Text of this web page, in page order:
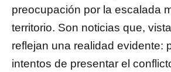
preocupación por la escalada
territorio. Son noticias que,
reflejan una realidad evidente:
intentos de presentar el